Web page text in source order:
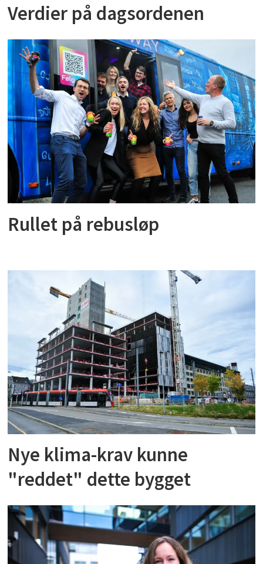
Verdier på dagsordenen
Rullet på rebusløp
Nye klima-krav kunne
"reddet" dette bygget